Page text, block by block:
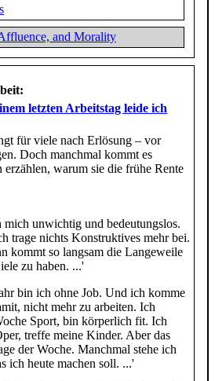
and Morality
letzten Arbeitstag leide ich
für viele nach Erlösung – vor
Doch manchmal kommt es
erzählen, warum sie die frühe Rente
unwichtig und bedeutungslos.
trage nichts Konstruktives mehr bei.
kommt so langsam die Langeweile
zu haben. ...'
bin ich ohne Job. Und ich komme
nicht mehr zu arbeiten. Ich
Sport, bin körperlich fit. Ich
treffe meine Kinder. Aber das
der Woche. Manchmal stehe ich
ich heute machen soll. ...'